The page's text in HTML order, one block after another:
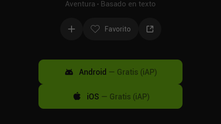
Aventura Basado en texto
Favorito
Android — Gratis (iAP)
iOS — Gratis (iAP)